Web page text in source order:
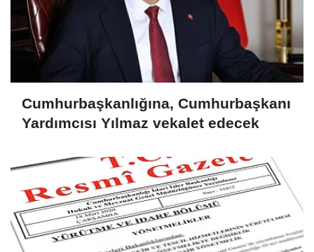
Cumhurbaşkanlığına, Cumhurbaşkanı
Yardımcısı Yılmaz vekalet edecek